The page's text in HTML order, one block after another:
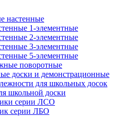
настенные
1-элементные
2-элементные
3-элементные
5-элементные
поворотные
доски и демонстрационные
для школьных досок
школьной доски
серии ЛСО
серии ЛБО